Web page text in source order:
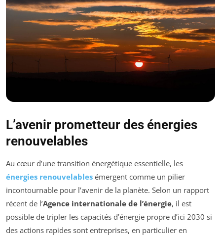
L’avenir prometteur des énergies
renouvelables
Au cœur d’une transition énergétique essentielle, les
énergies renouvelables émergent comme un pilier
incontournable pour l’avenir de la planète. Selon un rapport
récent de l’Agence internationale de l’énergie, il est
possible de tripler les capacités d’énergie propre d’ici 2030 si
des actions rapides sont entreprises, en particulier en